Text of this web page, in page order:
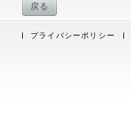
戻る
プライバシーポリシー